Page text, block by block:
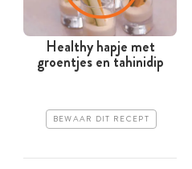
Healthy hapje met
groentjes en tahinidip
BEWAAR DIT RECEPT